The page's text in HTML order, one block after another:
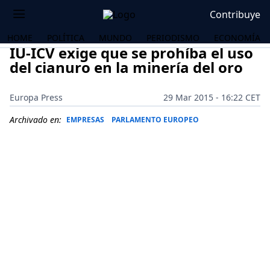
Contribuye
HOME POLÍTICA MUNDO PERIODISMO ECONOMÍA
IU-ICV exige que se prohíba el uso
del cianuro en la minería del oro
Europa Press
29 Mar 2015 - 16:22 CET
Archivado en: EMPRESAS PARLAMENTO EUROPEO